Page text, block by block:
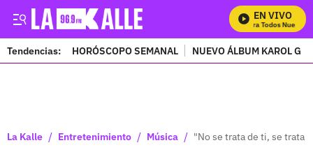
EN VIVO
Mira Todos Nuestros
Tendencias: HORÓSCOPO SEMANAL NUEVO ÁLBUM KAROL G
La Kalle / Entretenimiento / Música / "No se trata de ti, se trata